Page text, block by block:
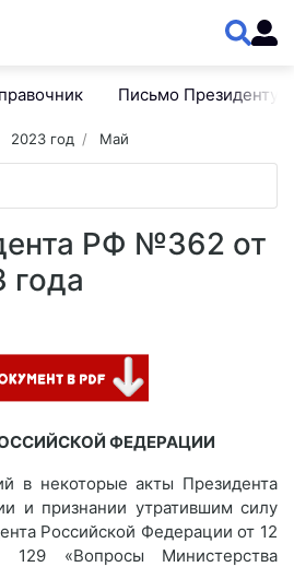
Письмо Президенту
2023 год Май
РФ №362 от
года
ФЕДЕРАЦИИ
в некоторые акты Президента
и признании утратившим силу
Российской Федерации от 12
«Вопросы Министерства